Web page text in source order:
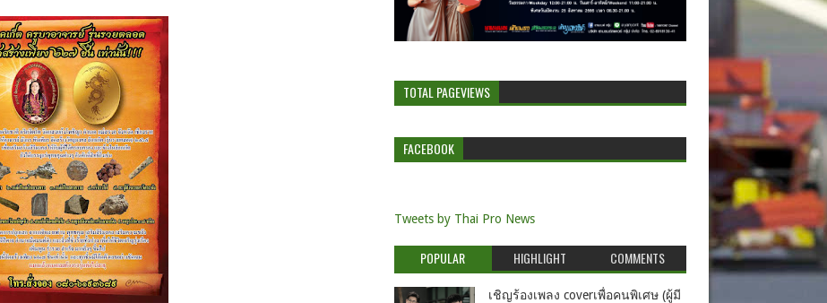
TOTAL PAGEVIEWS
FACEBOOK
Tweets by Thai Pro News
POPULAR HIGHLIGHT COMMENTS
เชิญร้องเพลง coverเพื่อคนพิเศษ (ผู้มี